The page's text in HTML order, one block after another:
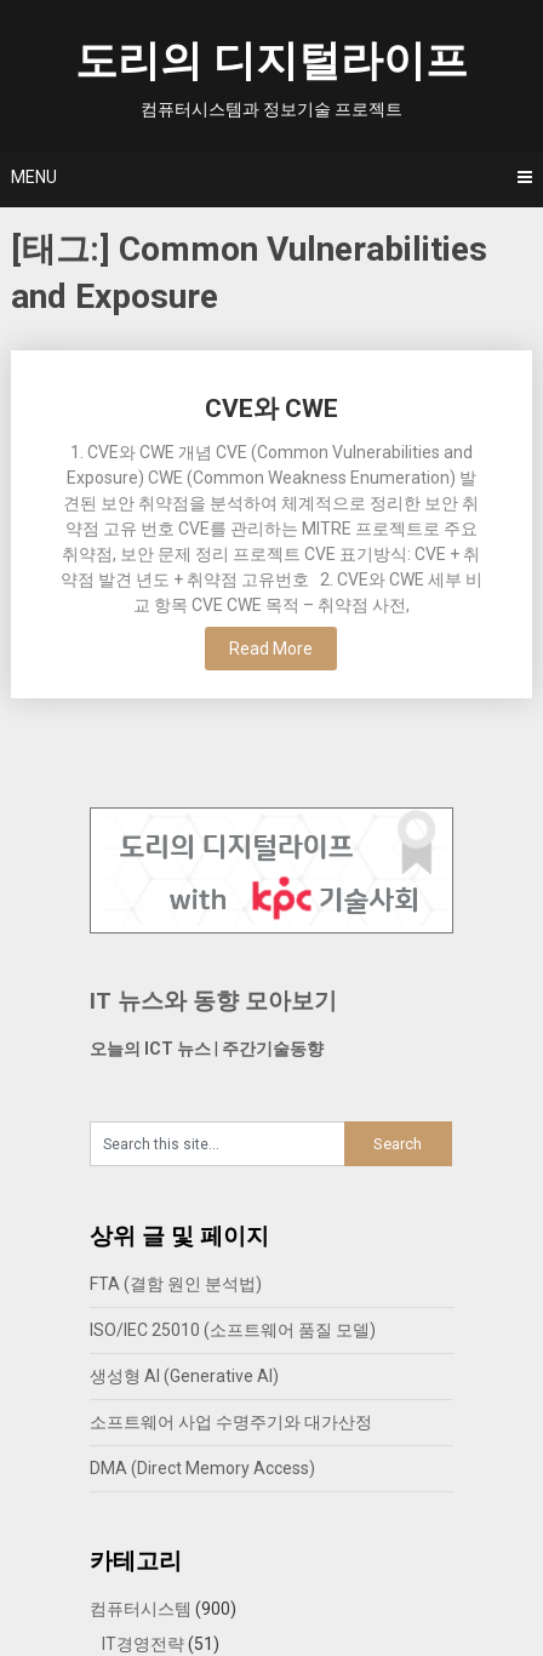
도리의 디지털라이프
컴퓨터시스템과 정보기술 프로젝트
MENU
[태그:] Common Vulnerabilities
and Exposure
CVE와 CWE
1. CVE와 CWE 개념 CVE (Common Vulnerabilities and
Exposure) CWE (Common Weakness Enumeration) 발
견된 보안 취약점을 분석하여 체계적으로 정리한 보안 취
약점 고유 번호 CVE를 관리하는 MITRE 프로젝트로 주요
취약점, 보안 문제 정리 프로젝트 CVE 표기방식: CVE + 취
약점 발견 년도 + 취약점 고유번호 2. CVE와 CWE 세부 비
교 항목 CVE CWE 목적 – 취약점 사전,
Read More
IT 뉴스와 동향 모아보기
오늘의 ICT 뉴스| 주간기술동향
상위 글 및 페이지
FTA (결함 원인 분석법)
ISO/IEC 25010 (소프트웨어 품질 모델)
생성형 AI (Generative AI)
소프트웨어 사업 수명주기와 대가산정
DMA (Direct Memory Access)
카테고리
컴퓨터시스템 (900)
IT경영전략(51)